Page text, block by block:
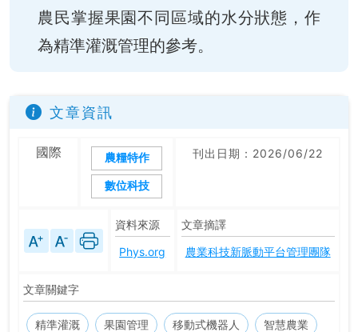
農民掌握果園不同區域的水分狀態，作
為精準灌溉管理的參考。
文章資訊
國際 農糧特作
數位科技
刊出日期：2026/06/22
資料來源
Phys.org
文章摘譯
農業科技新脈動平台管理團隊
文章關鍵字
精準灌溉 果園管理 移動式機器人 智慧農業